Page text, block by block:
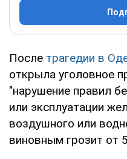
После трагедии в
открыла уголовное
"нарушение правил
или эксплуатации
воздушного или
виновным грозит от